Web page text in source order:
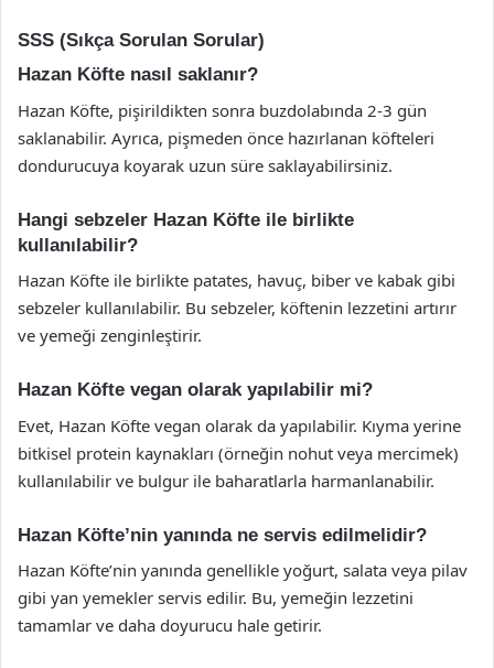
SSS (Sıkça Sorulan Sorular)
Hazan Köfte nasıl saklanır?
Hazan Köfte, pişirildikten sonra buzdolabında 2-3 gün
saklanabilir. Ayrıca, pişmeden önce hazırlanan köfteleri
dondurucuya koyarak uzun süre saklayabilirsiniz.
Hangi sebzeler Hazan Köfte ile birlikte
kullanılabilir?
Hazan Köfte ile birlikte patates, havuç, biber ve kabak gibi
sebzeler kullanılabilir. Bu sebzeler, köftenin lezzetini artırır
ve yemeği zenginleştirir.
Hazan Köfte vegan olarak yapılabilir mi?
Evet, Hazan Köfte vegan olarak da yapılabilir. Kıyma yerine
bitkisel protein kaynakları (örneğin nohut veya mercimek)
kullanılabilir ve bulgur ile baharatlarla harmanlanabilir.
Hazan Köfte’nin yanında ne servis edilmelidir?
Hazan Köfte’nin yanında genellikle yoğurt, salata veya pilav
gibi yan yemekler servis edilir. Bu, yemeğin lezzetini
tamamlar ve daha doyurucu hale getirir.